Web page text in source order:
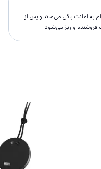
به امانت باقى مى‌ماند و پس از
فروشنده واريز مى‌شود.